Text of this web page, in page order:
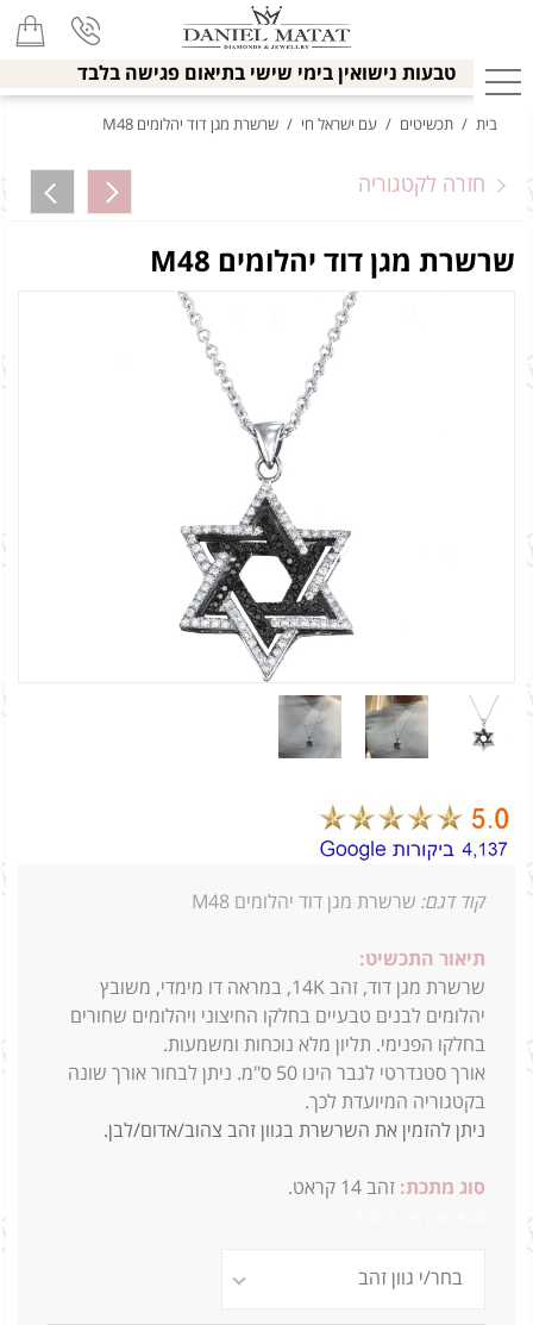
טבעות נישואין בימי שישי בתיאום פגישה בלבד
בית / תכשיטים / עם ישראל חי / שרשרת מגן דוד יהלומים M48
חזרה לקטגוריה
שרשרת מגן דוד יהלומים M48
קוד דגם: שרשרת מגן דוד יהלומים M48
תיאור התכשיט:
שרשרת מגן דוד, זהב 14K, במראה דו מימדי, משובץ
יהלומים לבנים טבעיים בחלקו החיצוני ויהלומים שחורים
בחלקו הפנימי. תליון מלא נוכחות ומשמעות.
אורך סטנדרטי לגבר הינו 50 ס"מ. ניתן לבחור אורך שונה
בקטגוריה המיועדת לכך.
ניתן להזמין את השרשרת בגוון זהב צהוב/אדום/לבן.
סוג מתכת: זהב 14 קראט.